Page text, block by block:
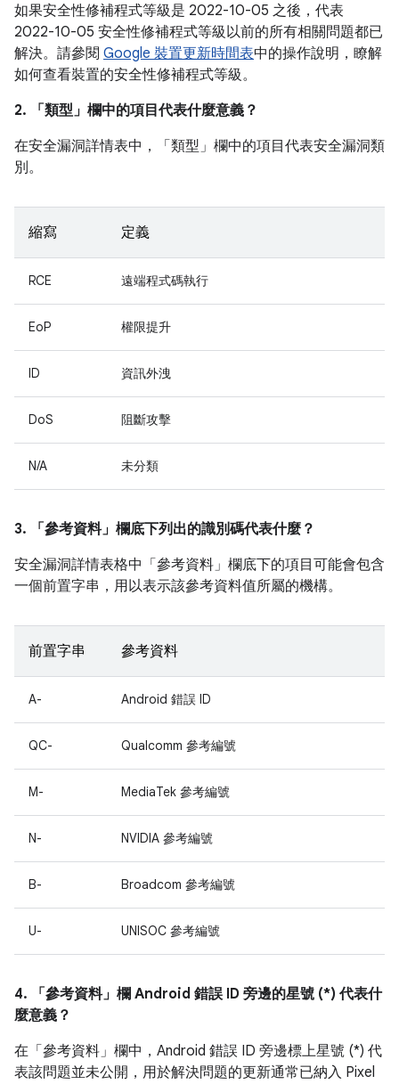
如果安全性修補程式等級是 2022-10-05 之後，代表
2022-10-05 安全性修補程式等級以前的所有相關問題都已
解決。請參閱 Google 裝置更新時間表中的操作說明，瞭解
如何查看裝置的安全性修補程式等級。
2. 「類型」 欄中的項目代表什麼意義？
在安全漏洞詳情表中，「類型」 欄中的項目代表安全漏洞類
別。
縮寫 定義
RCE 遠端程式碼執行
EoP 權限提升
ID 資訊外洩
DoS 阻斷攻擊
N/A 未分類
3. 「參考資料」 欄底下列出的識別碼代表什麼？
安全漏洞詳情表格中「參考資料」 欄底下的項目可能會包含
一個前置字串，用以表示該參考資料值所屬的機構。
前置字串 參考資料
A- Android 錯誤 ID
QC- Qualcomm 參考編號
M- MediaTek 參考編號
N- NVIDIA 參考編號
B- Broadcom 參考編號
U- UNISOC 參考編號
4. 「參考資料」 欄 Android 錯誤 ID 旁邊的星號 (*) 代表什
麼意義？
在「參考資料」 欄中，Android 錯誤 ID 旁邊標上星號 (*) 代
表該問題並未公開，用於解決問題的更新通常已納入 Pixel